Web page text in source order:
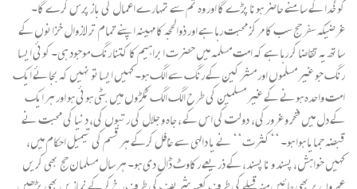
کو خُدا کے سامنے حاضر ہونا پڑے گا اور وہ تم سے تمہارے اعمال کی باز پرس کرے گا۔
غرضیکہ سفر حج سب کا مرکز محبت رہا ہے اور ذوالحجہ کا مہینہ اپنے تمام تر لازوال خزانوں کے
ساتھ یہ تقاضا کر رہا ہے کہ امت مسلمہ میں حضرت ابراہیم کا کتنا رنگ موجود ہی۔ کوئی ایسا
رنگ جو غیر مسلموں اور مشرکین کے رنگ سے الگ ہو۔ کہیں ایساتو نہیں کہ بجائے ایک
امت واحدہ ہونے کے غیر مسلمین کی طرح الگ الگ ٹکڑ وں میں بٹی ہوئی ہو اور ہر ایک
کے دل میں فخر و غرور کی، دولت کی اس کے ، جاہ و جلال کی رتبوں کی، دنیا کی محبت نے
قبضہ جمایا ہوا ہو۔ ‘‘کثرت‘‘ نے یا دالہی سے غافل کرکے ہر قسم کی تیمیل احکام میں،
کہیں خواہش، پسند و نا پسند، کے ذریعے رکاوٹ ڈال دی ہو۔ ہر سال مسلمان حج بھی کریں